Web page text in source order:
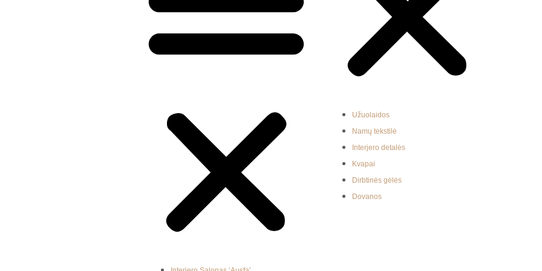
Užuolaidos
Namų tekstilė
Interjero detalės
Kvapai
Dirbtinės gėlės
Dovanos